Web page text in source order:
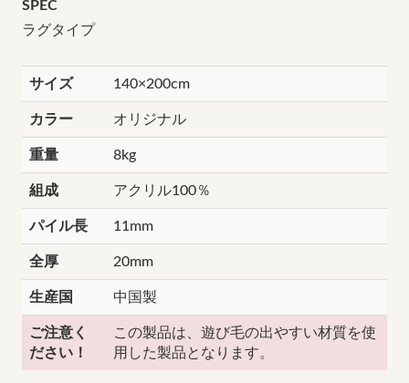
SPEC
ラグタイプ
サイズ 140×200cm
カラー オリジナル
重量 8kg
組成 アクリル100％
パイル長 11mm
全厚 20mm
生産国 中国製
ご注意く
ださい！
この製品は、遊び毛の出やすい材質を使
用した製品となります。